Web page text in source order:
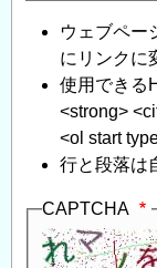
ウェブペー
にリンクに
使用できる
<strong>
<ol start
行と段落は
CAPTCHA